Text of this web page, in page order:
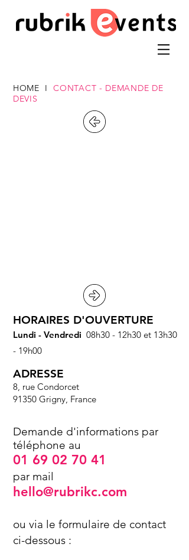
HOME ICONTACT - DEMANDE DE
DEVIS
HORAIRES D'OUVERTURE
Lundi - Vendredi 08h30 - 12h30 et 13h30
- 19h00​
ADRESSE
8, rue Condorcet
91350 Grigny, France
Demande d'informations par
téléphone au
01 69 02 70 41
par mail
hello@rubrikc.com
ou via le formulaire de contact
ci-dessous :